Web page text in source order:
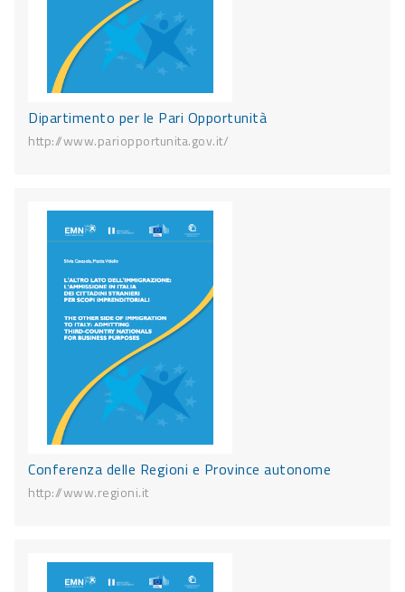
Dipartimento per le Pari Opportunità
http://www.pariopportunita.gov.it/
Conferenza delle Regioni e Province autonome
http://www.regioni.it